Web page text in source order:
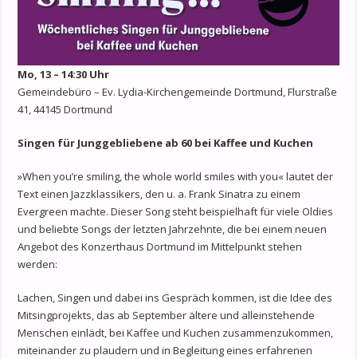
Mo, 13 – 14:30 Uhr
Gemeindebüro – Ev. Lydia-Kirchengemeinde Dortmund, Flurstraße
41, 44145 Dortmund
Singen für Junggebliebene ab 60 bei Kaffee und Kuchen
»When you’re smiling, the whole world smiles with you« lautet der
Text einen Jazzklassikers, den u. a. Frank Sinatra zu einem
Evergreen machte. Dieser Song steht beispielhaft für viele Oldies
und beliebte Songs der letzten Jahrzehnte, die bei einem neuen
Angebot des Konzerthaus Dortmund im Mittelpunkt stehen
werden:
Lachen, Singen und dabei ins Gespräch kommen, ist die Idee des
Mitsingprojekts, das ab September ältere und alleinstehende
Menschen einlädt, bei Kaffee und Kuchen zusammenzukommen,
miteinander zu plaudern und in Begleitung eines erfahrenen